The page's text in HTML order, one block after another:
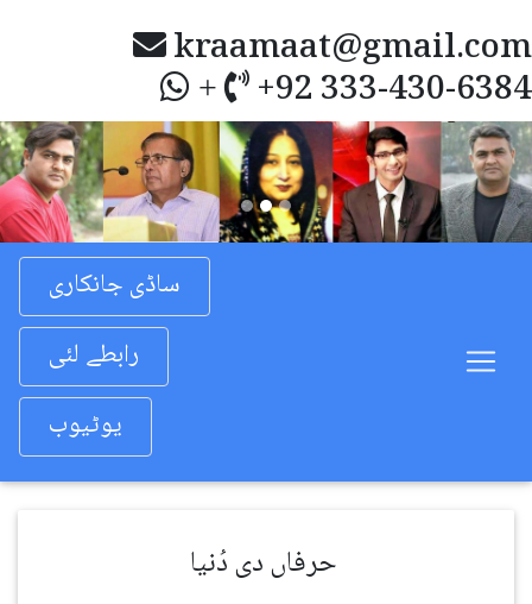
kraamaat@gmail.com
+ +92 333-430-6384
Previous
ساڈی جانکاری
رابطے لئی
یوٹیوب